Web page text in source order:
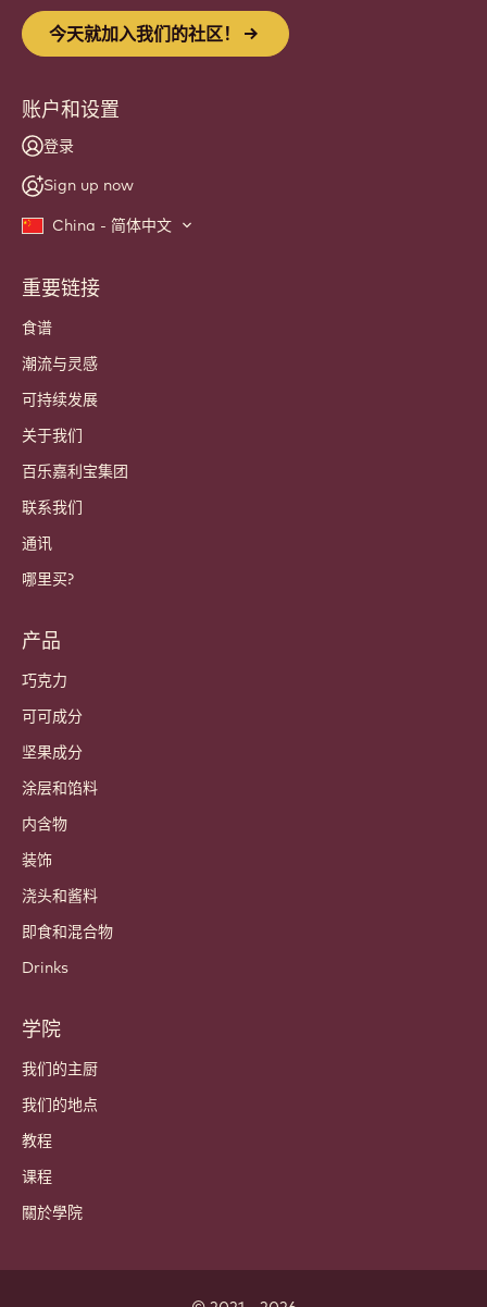
info
新闻咨询
加入我们的 工匠和主厨 社群，共同交流 行业资讯、创新理念 和
Sign up now
China - 简体中文
潮流与灵感
可持续发展
关于我们
百乐嘉利宝集团
联系我们
通讯
哪里买?
坚果成分
涂层和馅料
内含物
装饰
浇头和酱料
即食和混合物